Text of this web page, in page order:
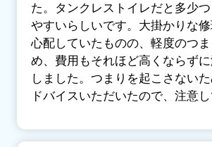
た。タンクレストイレだと多少
やすいらしいです。大掛かりな
心配していたものの、軽度のつ
め、費用もそれほど高くならず
しました。つまりを起こさない
ドバイスいただいたので、注意し